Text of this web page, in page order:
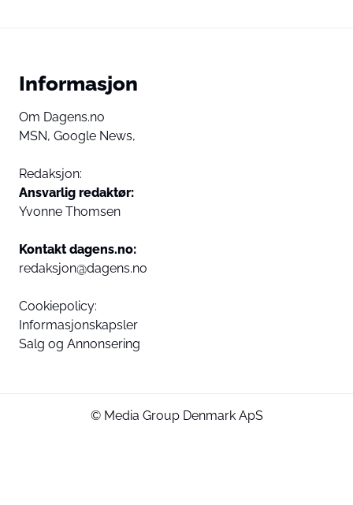
Informasjon
Om Dagens.no
MSN, Google News,
Redaksjon:
Ansvarlig redaktør:
Yvonne Thomsen
Kontakt dagens.no:
redaksjon@dagens.no
Cookiepolicy:
Informasjonskapsler
Salg og Annonsering
© Media Group Denmark ApS